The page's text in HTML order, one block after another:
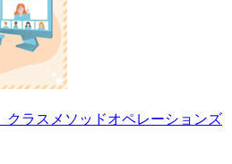
クラスメソッドオペレーションズ